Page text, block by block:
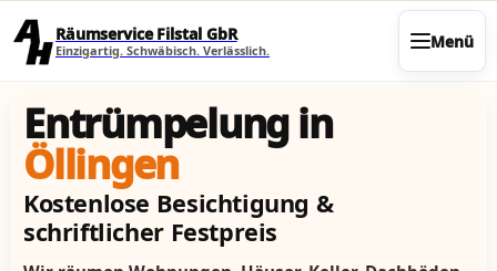
Räumservice Filstal GbR
Einzigartig. Schwäbisch. Verlässlich. Menü
Entrümpelung in
Öllingen
Kostenlose Besichtigung &
schriftlicher Festpreis